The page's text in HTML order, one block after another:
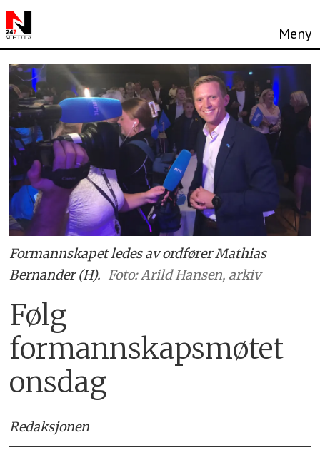
Formannskapet ledes av ordfører Mathias
Bernander (H). Foto: Arild Hansen, arkiv
Følg
formannskapsmøtet
onsdag
Redaksjonen